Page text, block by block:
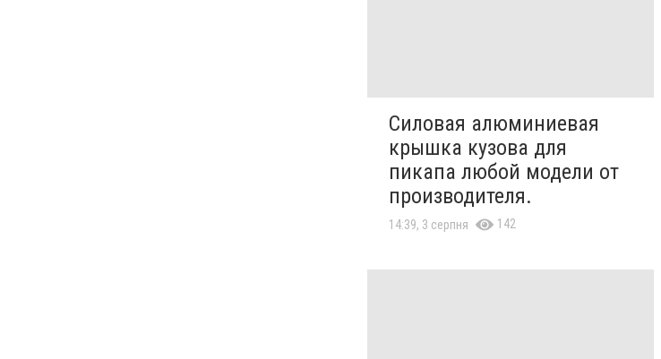
Силовая алюминиевая
крышка кузова для
пикапа любой модели от
производителя.
14:39, 3 серпня 142